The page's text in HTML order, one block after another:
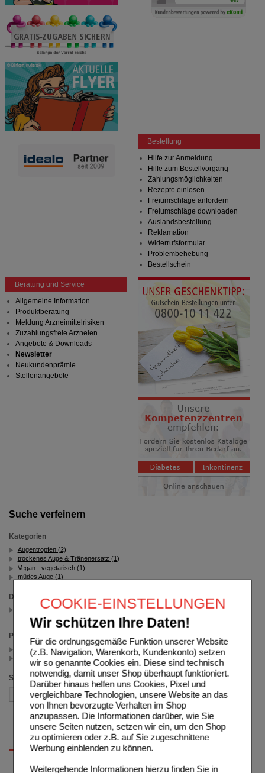
COOKIE-EINSTELLUNGEN
Wir schützen Ihre Daten!
Für die ordnungsgemäße Funktion unserer Website
(z.B. Navigation, Warenkorb, Kundenkonto) setzen
wir so genannte Cookies ein. Diese sind technisch
notwendig, damit unser Shop überhaupt funktioniert.
Darüber hinaus helfen uns Cookies, Pixel und
vergleichbare Technologien, unsere Website an das
von Ihnen bevorzugte Verhalten im Shop
anzupassen. Die Informationen darüber, wie Sie
unsere Seiten nutzen, setzen wir ein, um den Shop
zu optimieren oder z.B. auf Sie zugeschnittene
Werbung einblenden zu können.
Weitergehende Informationen hierzu finden Sie in
Suche verfeinern
Kategorien
Augentropfen (2)
trockenes Auge & Tränenersatz (1)
Vegan - vegetarisch (1)
müdes Auge (1)
Darreichungsform
Augentropfen
(auswahl entfernen)
Preis
< 12.50 (1)
>= 12.50 (1)
Sortieren nach
Bestellung
Hilfe zur Anmeldung
Hilfe zum Bestellvorgang
Zahlungsmöglichkeiten
Rezepte einlösen
Freiumschläge anfordern
Freiumschläge downloaden
Auslandsbestellung
Reklamation
Widerrufsformular
Problembehebung
Bestellschein
Beratung und Service
Allgemeine Information
Produktberatung
Meldung Arzneimittelrisiken
Zuzahlungsfreie Arzneien
Angebote & Downloads
Newsletter
Neukundenprämie
Stellenangebote